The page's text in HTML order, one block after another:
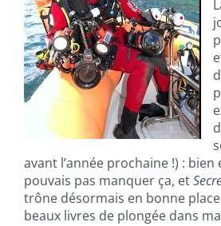
avant l’année prochaine !) :
pouvais pas manquer ça, et
trône désormais en bonne
beaux livres de plongée dans